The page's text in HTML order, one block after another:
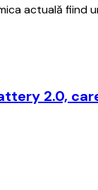
actuală fiind
2.0,